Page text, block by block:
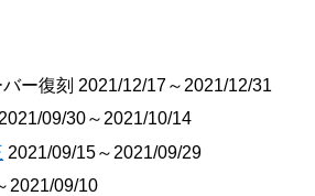
ー復刻 2021/12/17～2021/12/31
09/30～2021/10/14
2021/09/15～2021/09/29
2021/09/10